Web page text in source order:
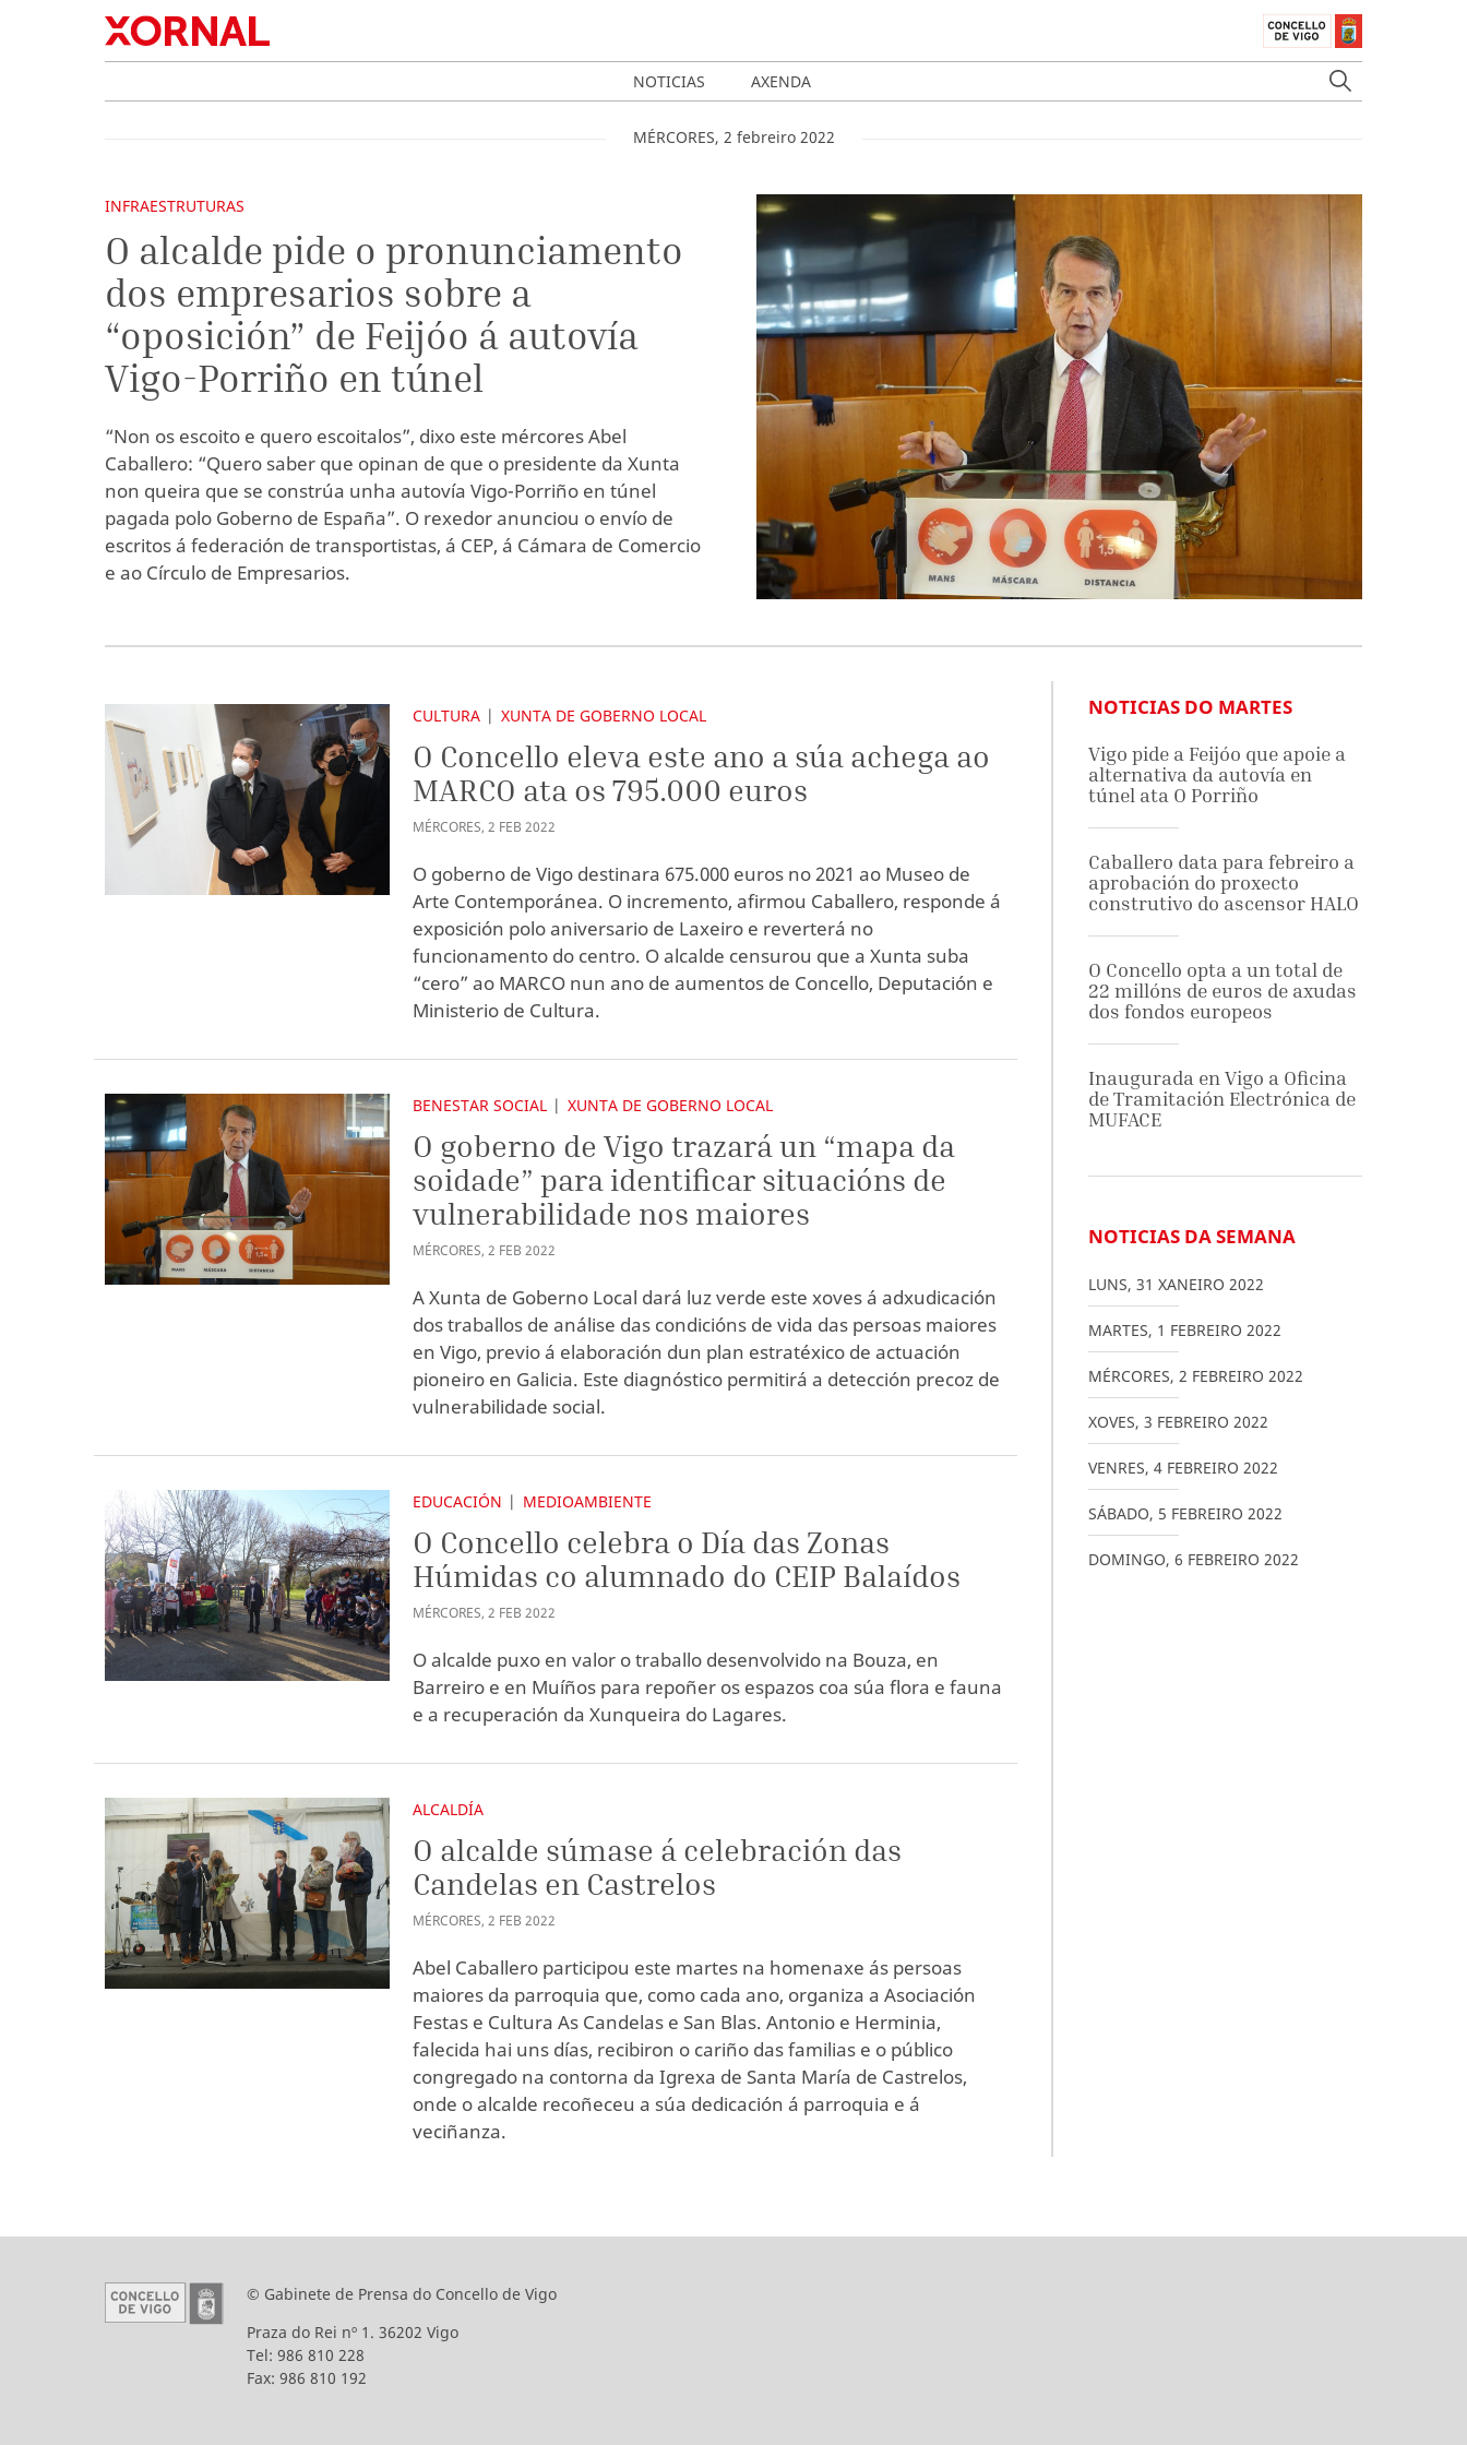
NOTICIAS AXENDA
MÉRCORES, 2 febreiro 2022
INFRAESTRUTURAS
O alcalde pide o pronunciamento
dos empresarios sobre a
“oposición” de Feijóo á autovía
Vigo-Porriño en túnel
“Non os escoito e quero escoitalos”, dixo este mércores Abel
Caballero: “Quero saber que opinan de que o presidente da Xunta
non queira que se constrúa unha autovía Vigo-Porriño en túnel
pagada polo Goberno de España”. O rexedor anunciou o envío de
escritos á federación de transportistas, á CEP, á Cámara de Comercio
e ao Círculo de Empresarios.
CULTURA XUNTA DE GOBERNO LOCAL
O Concello eleva este ano a súa achega ao
MARCO ata os 795.000 euros
MÉRCORES,2 FEB 2022
O goberno de Vigo destinara 675.000 euros no 2021 ao Museo de
Arte Contemporánea. O incremento, afirmou Caballero, responde á
exposición polo aniversario de Laxeiro e reverterá no
funcionamento do centro. O alcalde censurou que a Xunta suba
“cero” ao MARCO nun ano de aumentos de Concello, Deputación e
Ministerio de Cultura.
BENESTAR SOCIAL XUNTA DE GOBERNO LOCAL
O goberno de Vigo trazará un “mapa da
soidade” para identificar situacións de
vulnerabilidade nos maiores
MÉRCORES,2 FEB 2022
A Xunta de Goberno Local dará luz verde este xoves á adxudicación
dos traballos de análise das condicións de vida das persoas maiores
en Vigo, previo á elaboración dun plan estratéxico de actuación
pioneiro en Galicia. Este diagnóstico permitirá a detección precoz de
vulnerabilidade social.
EDUCACIÓN MEDIOAMBIENTE
O Concello celebra o Día das Zonas
Húmidas co alumnado do CEIP Balaídos
MÉRCORES,2 FEB 2022
O alcalde puxo en valor o traballo desenvolvido na Bouza, en
Barreiro e en Muíños para repoñer os espazos coa súa flora e fauna
e a recuperación da Xunqueira do Lagares.
ALCALDÍA
O alcalde súmase á celebración das
Candelas en Castrelos
MÉRCORES,2 FEB 2022
Abel Caballero participou este martes na homenaxe ás persoas
maiores da parroquia que, como cada ano, organiza a Asociación
Festas e Cultura As Candelas e San Blas. Antonio e Herminia,
falecida hai uns días, recibiron o cariño das familias e o público
congregado na contorna da Igrexa de Santa María de Castrelos,
onde o alcalde recoñeceu a súa dedicación á parroquia e á
veciñanza.
NOTICIAS DO MARTES
Vigo pide a Feijóo que apoie a
alternativa da autovía en
túnel ata O Porriño
Caballero data para febreiro a
aprobación do proxecto
construtivo do ascensor HALO
O Concello opta a un total de
22 millóns de euros de axudas
dos fondos europeos
Inaugurada en Vigo a Oficina
de Tramitación Electrónica de
MUFACE
NOTICIAS DA SEMANA
LUNS, 31 XANEIRO 2022
MARTES, 1 FEBREIRO 2022
MÉRCORES, 2 FEBREIRO 2022
XOVES, 3 FEBREIRO 2022
VENRES, 4 FEBREIRO 2022
SÁBADO, 5 FEBREIRO 2022
DOMINGO, 6 FEBREIRO 2022
© Gabinete de Prensa do Concello de Vigo
Praza do Rei nº 1. 36202 Vigo
Tel: 986 810 228
Fax: 986 810 192